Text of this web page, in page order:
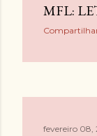
MFL:
fevereiro 08,